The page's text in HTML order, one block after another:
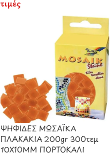
τιμές
ΨΗΦΙΔΕΣ ΜΩΣΑΪΚΑ
ΠΛΑΚΑΚΙΑ 200gr 300τεμ
10X10MM ΠΟΡΤΟΚΑΛΙ